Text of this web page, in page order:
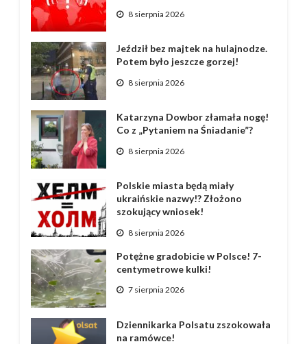
8 sierpnia 2026
Jeździł bez majtek na hulajnodze.
Potem było jeszcze gorzej!
8 sierpnia 2026
Katarzyna Dowbor złamała nogę!
Co z „Pytaniem na Śniadanie”?
8 sierpnia 2026
Polskie miasta będą miały
ukraińskie nazwy!? Złożono
szokujący wniosek!
8 sierpnia 2026
Potężne gradobicie w Polsce! 7-
centymetrowe kulki!
7 sierpnia 2026
Dziennikarka Polsatu zszokowała
na ramówce!